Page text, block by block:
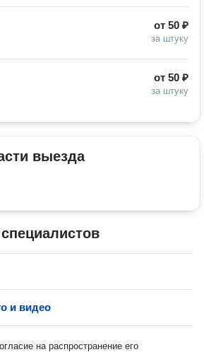
от 50 ₽
за штуку
от 50 ₽
за штуку
выезда
и видео
на распространение его